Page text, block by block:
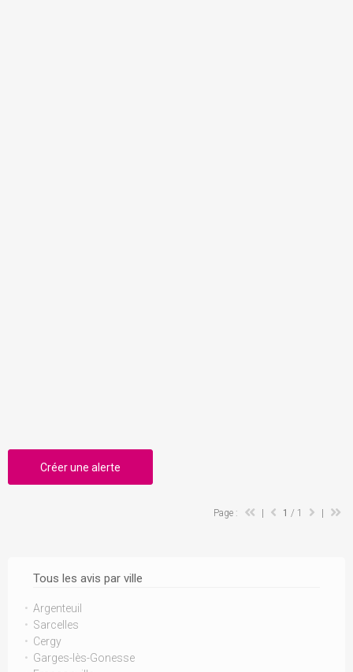
Tous les avis par ville
Argenteuil
Sarcelles
Cergy
Garges-lès-Gonesse
Créer une alerte
Page : 1 / 1